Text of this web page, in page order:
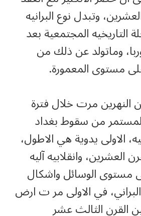
وتبدل نوع البرانيه
التاريخيه المجتمعية بعد
وماتولد عن ذلك من
مستوى المعمورة.
النهرين مرت خلال فترة
المستمر من سقوط بغداد
الاولى يدوية هي الاطول،
العشرين، وانقلابيه آليه
مستوى الوسائل واشكال
في الاولى مر ت ارض
القرن الثالث عشر